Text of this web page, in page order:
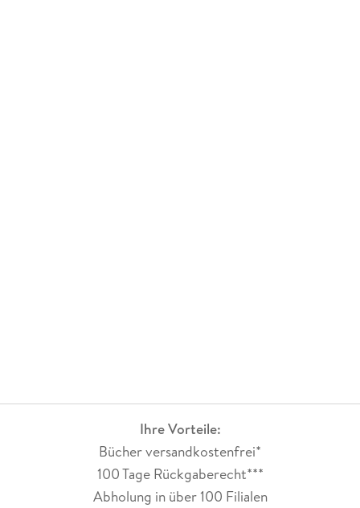
Ihre Vorteile:
Bücher versandkostenfrei*
100 Tage Rückgaberecht***
Abholung in über 100 Filialen